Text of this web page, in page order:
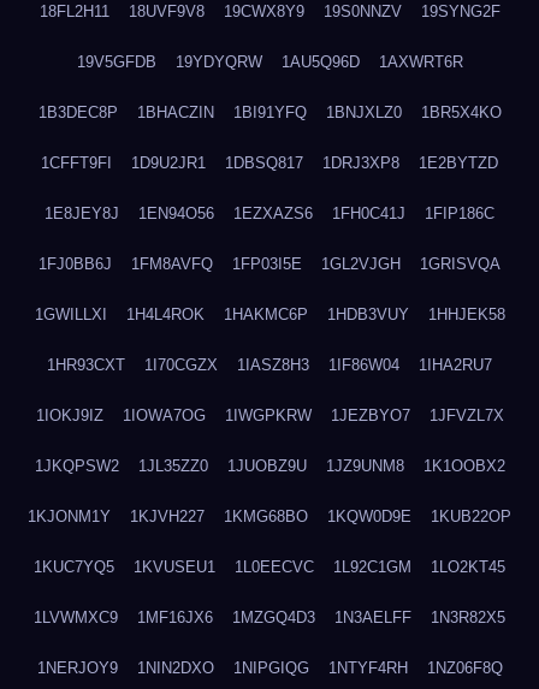
18FL2H11 18UVF9V8 19CWX8Y9 19S0NNZV 19SYNG2F
19V5GFDB 19YDYQRW 1AU5Q96D 1AXWRT6R
1B3DEC8P 1BHACZIN 1BI91YFQ 1BNJXLZ0 1BR5X4KO
1CFFT9FI 1D9U2JR1 1DBSQ817 1DRJ3XP8 1E2BYTZD
1E8JEY8J 1EN94O56 1EZXAZS6 1FH0C41J 1FIP186C
1FJ0BB6J 1FM8AVFQ 1FP03I5E 1GL2VJGH 1GRISVQA
1GWILLXI 1H4L4ROK 1HAKMC6P 1HDB3VUY 1HHJEK58
1HR93CXT 1I70CGZX 1IASZ8H3 1IF86W04 1IHA2RU7
1IOKJ9IZ 1IOWA7OG 1IWGPKRW 1JEZBYO7 1JFVZL7X
1JKQPSW2 1JL35ZZ0 1JUOBZ9U 1JZ9UNM8 1K1OOBX2
1KJONM1Y 1KJVH227 1KMG68BO 1KQW0D9E 1KUB22OP
1KUC7YQ5 1KVUSEU1 1L0EECVC 1L92C1GM 1LO2KT45
1LVWMXC9 1MF16JX6 1MZGQ4D3 1N3AELFF 1N3R82X5
1NERJOY9 1NIN2DXO 1NIPGIQG 1NTYF4RH 1NZ06F8Q